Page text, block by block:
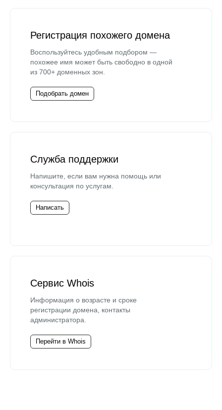
Регистрация похожего домена
Воспользуйтесь удобным подбором —
похожее имя может быть свободно в одной
из 700+ доменных зон.
Подобрать домен
Служба поддержки
Напишите, если вам нужна помощь или
консультация по услугам.
Написать
Сервис Whois
Информация о возрасте и сроке
регистрации домена, контакты
администратора.
Перейти в Whois